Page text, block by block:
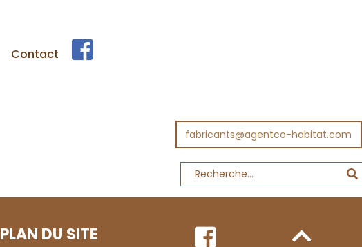
Contact
fabricants@agentco-habitat.com
PLAN DU SITE